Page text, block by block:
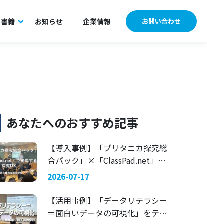
書籍 お知らせ 企業情報 お問い合わせ
あなたへのおすすめ記事
【導入事例】「ブリタニカ探究総
合パック」×「ClassPad.net」で
実現する探究DX 〜静岡県立藤枝
2026-07-17
【活用事例】「データリテラシー
＝面白いデータの可視化」をテー